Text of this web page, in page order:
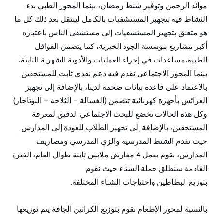
موائد الرحمن وتوفير شنط رمضان، بينما المحور الطبي بدء
النشاط فيه بتجهيز المستشفيات بالكامل لينتقل بعد ذلك كل ما
هو متعلق بتجهيز المستشفيات إلى مستشفى الناس باعتباره
أكبر مشاريع مؤسسة الجود الخيرية، كما يتضمن القوافل
الطبية،مساعدات في إجراء العمليات والأدوية الشهرية الثابتة،
بينما المحور الاجتماعي نقدم فيه دعم نقدى ثابت للمستحقين
بالاعتماد على قاعدة بيانات ضخمة لدينا، بالإضافة إلى تجهيز
العرائس بأجهزة كهربائية تتضمن (الغسالة – الثلاجة – البوتاجاز)
وكل هذه الحالات تخضع للبحث الاجتماعي الدقيق لمعرفة
المستحقين، بالإضافة إلى تجهيز الطلاب للعودة إلى المدارس
حيث نقدم الشنط المدرسية والزي المدرسي ومصاريف
المدارس، نقوم بعمل 4 معارض ملابس ثابتة طوال العام، الفترة
القادمة سنطلق حملة الشتاء حيث نقوم
بتوزيع البطاطين واحتياجات الشتاء المختلفة.
بالنسبة لمحور الإطعام نقوم بتوزيع الكراتين الجافة يتم توزيعها